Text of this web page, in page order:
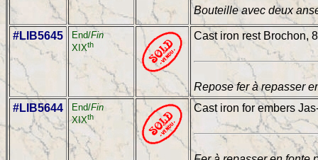
Bouteille avec deux
#LIB5645 End/Fin
XIXth
Cast iron rest Brochon,
Repose fer à repasser
#LIB5644
End/Fin
XIXth
Cast iron for embers